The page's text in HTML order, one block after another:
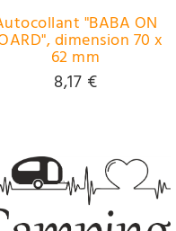
"BABA ON
dimension 70 x
62 mm
8,17 €